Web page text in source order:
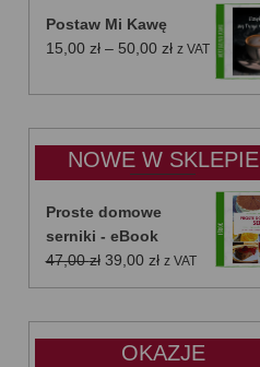
Postaw Mi Kawę
15,00 zł – 50,00 złZakres
od
do
50,00 zł
z VAT
NOWE W SKLEPIE
Proste domowe
serniki - eBook
47,00zł Pierwotna
cena
39,00 złAktualna
cena
z VAT
OKAZJE